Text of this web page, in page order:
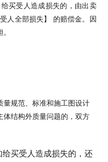
买受人造成损失的，由出卖
人全部损失】 的赔偿金。因
量规范、标准和施工图设计
体结构外质量问题的，双方
给买受人造成损失的，还